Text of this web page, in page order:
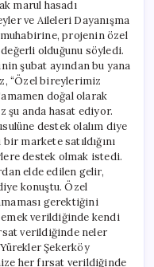
marul hasadı
ve Aileleri Dayanışma
projenin özel
olduğunu söyledi.
şubat ayından bu yana
“Özel bireylerimiz
doğal olarak
anda hasat ediyor.
destek olalım diye
markete satıldığını
destek olmak istedi.
elde edilen gelir,
konuştu. Özel
gerektiğini
verildiğinde kendi
verildiğinde neler
Şekerköy
her fırsat verildiğinde